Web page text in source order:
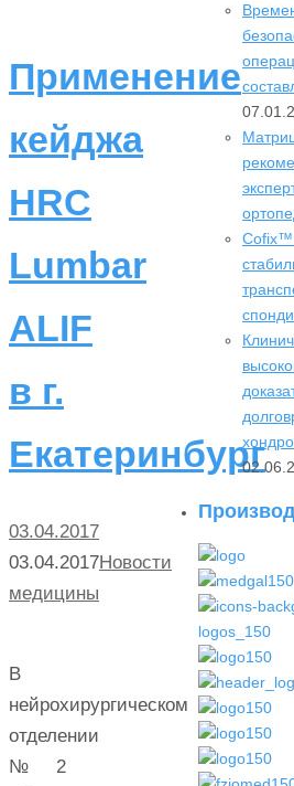
Применение
кейджа
HRC
Lumbar
ALIF
в г.
Екатеринбург
03.04.2017
03.04.2017Новости
медицины
В
нейрохирургическом
отделении
№2
Cofix™